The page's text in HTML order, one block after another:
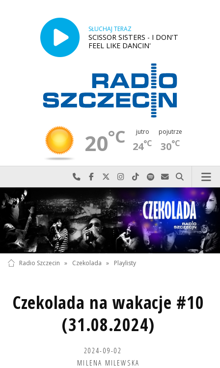
SŁUCHAJ TERAZ
SCISSOR SISTERS - I DON'T
FEEL LIKE DANCIN'
20°C jutro
24°C
pojutrze
30°C
Najlepiej po prostu do nas zadzwoń
Odwiedź nas na Facebook-u
Odwiedź nas na X
Odwiedź nas na Instagram-ie
Odwiedź nas na TikTok-u
Szukaj nas na Spotify
Wyślij do nas
Szukaj
Radio Szczecin » Czekolada » Playlisty
Czekolada na wakacje #10
(31.08.2024)
2024-09-02
MILENA MILEWSKA